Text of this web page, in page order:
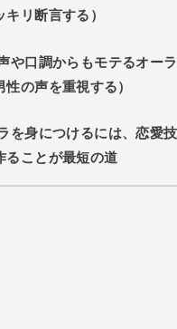
リ断言する）
や口調からもモテるオー
の声を重視する）
を身につけるには、恋愛
ることが最短の道